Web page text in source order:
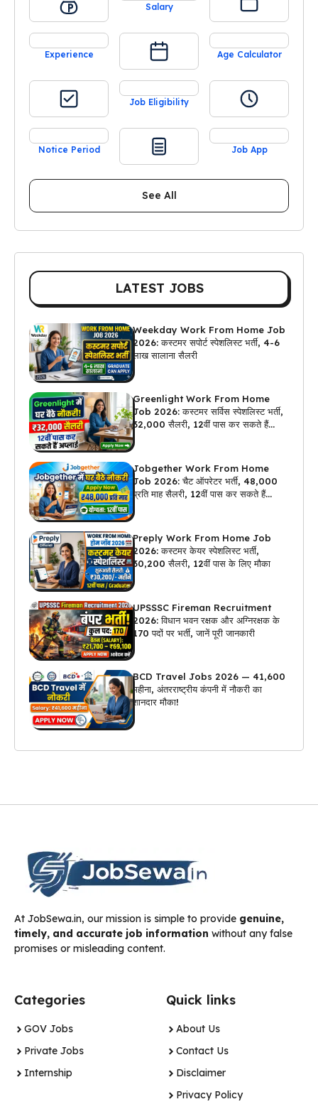
Salary
Experience Age Calculator
Job Eligibility
Notice Period Job App
See All
LATEST JOBS
Weekday Work From Home Job
2026: कस्टमर सपोर्ट स्पेशलिस्ट भर्ती, 4-6
लाख सालाना सैलरी
Greenlight Work From Home
Job 2026: कस्टमर सर्विस स्पेशलिस्ट भर्ती,
₹32,000 सैलरी, 12वीं पास कर सकते हैं
Jobgether Work From Home
Job 2026: चैट ऑपरेटर भर्ती, ₹48,000
प्रति माह सैलरी, 12वीं पास कर सकते हैं
Preply Work From Home Job
2026: कस्टमर केयर स्पेशलिस्ट भर्ती,
₹30,200 सैलरी, 12वीं पास के लिए मौका
UPSSSC Fireman Recruitment
2026: विधान भवन रक्षक और अग्निरक्षक के
170 पदों पर भर्ती, जानें पूरी जानकारी
BCD Travel Jobs 2026 — ₹41,600
महीना, अंतरराष्ट्रीय कंपनी में नौकरी का
शानदार मौका!
At JobSewa.in, our mission is simple to provide genuine,
timely, and accurate job information without any false
promises or misleading content.
Categories
GOV Jobs
Private Jobs
Internship
Quick links
About Us
Contact Us
Disclaimer
Privacy Policy